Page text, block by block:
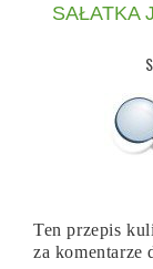
SAŁATKA
Ten przepis
za komentarze